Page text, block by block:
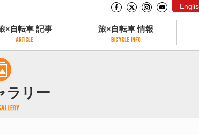
×自転車 記事
×自転車 記事
から探す
探す
旅×自転車 情報
サイクリストにやさしい宿
サイクルトレイン
ラリー